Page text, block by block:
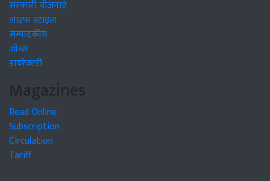
सरकारी योजनाएं
लाइफ स्टाइल
सम्पादकीय
जॉब्स
डायरेक्टरी
Magazines
Read Online
Subscription
Circulation
Tariff